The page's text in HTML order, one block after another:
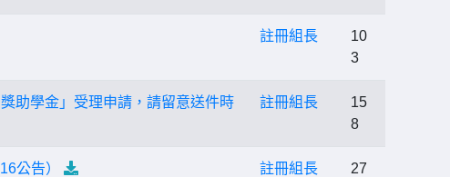
註冊組長
10
3
助學金」受理申請，請留意送件時
註冊組長
15
8
公告） 註冊組長
27